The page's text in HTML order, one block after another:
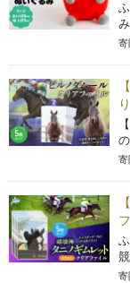
寄
寄
寄